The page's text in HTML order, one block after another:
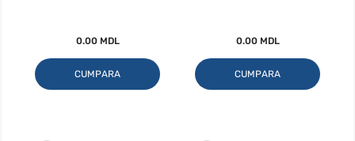
0.00 MDL
CUMPARA
0.00 MDL
CUMPARA